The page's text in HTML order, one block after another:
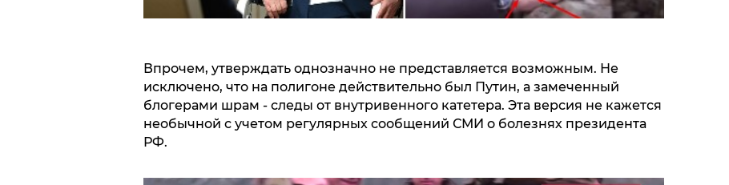
Впрочем, утверждать однозначно не представляется возможным. Не
исключено, что на полигоне действительно был Путин, а замеченный
блогерами шрам - следы от внутривенного катетера. Эта версия не кажется
необычной с учетом регулярных сообщений СМИ о болезнях президента
РФ.